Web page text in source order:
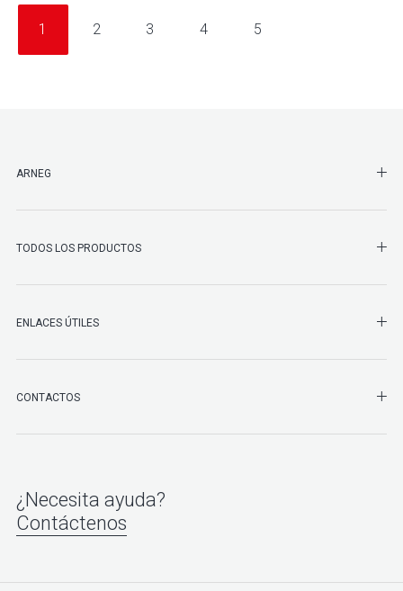
1 2 3 4 5
ARNEG
TODOS LOS PRODUCTOS
ENLACES ÚTILES
CONTACTOS
¿Necesita ayuda?
Contáctenos